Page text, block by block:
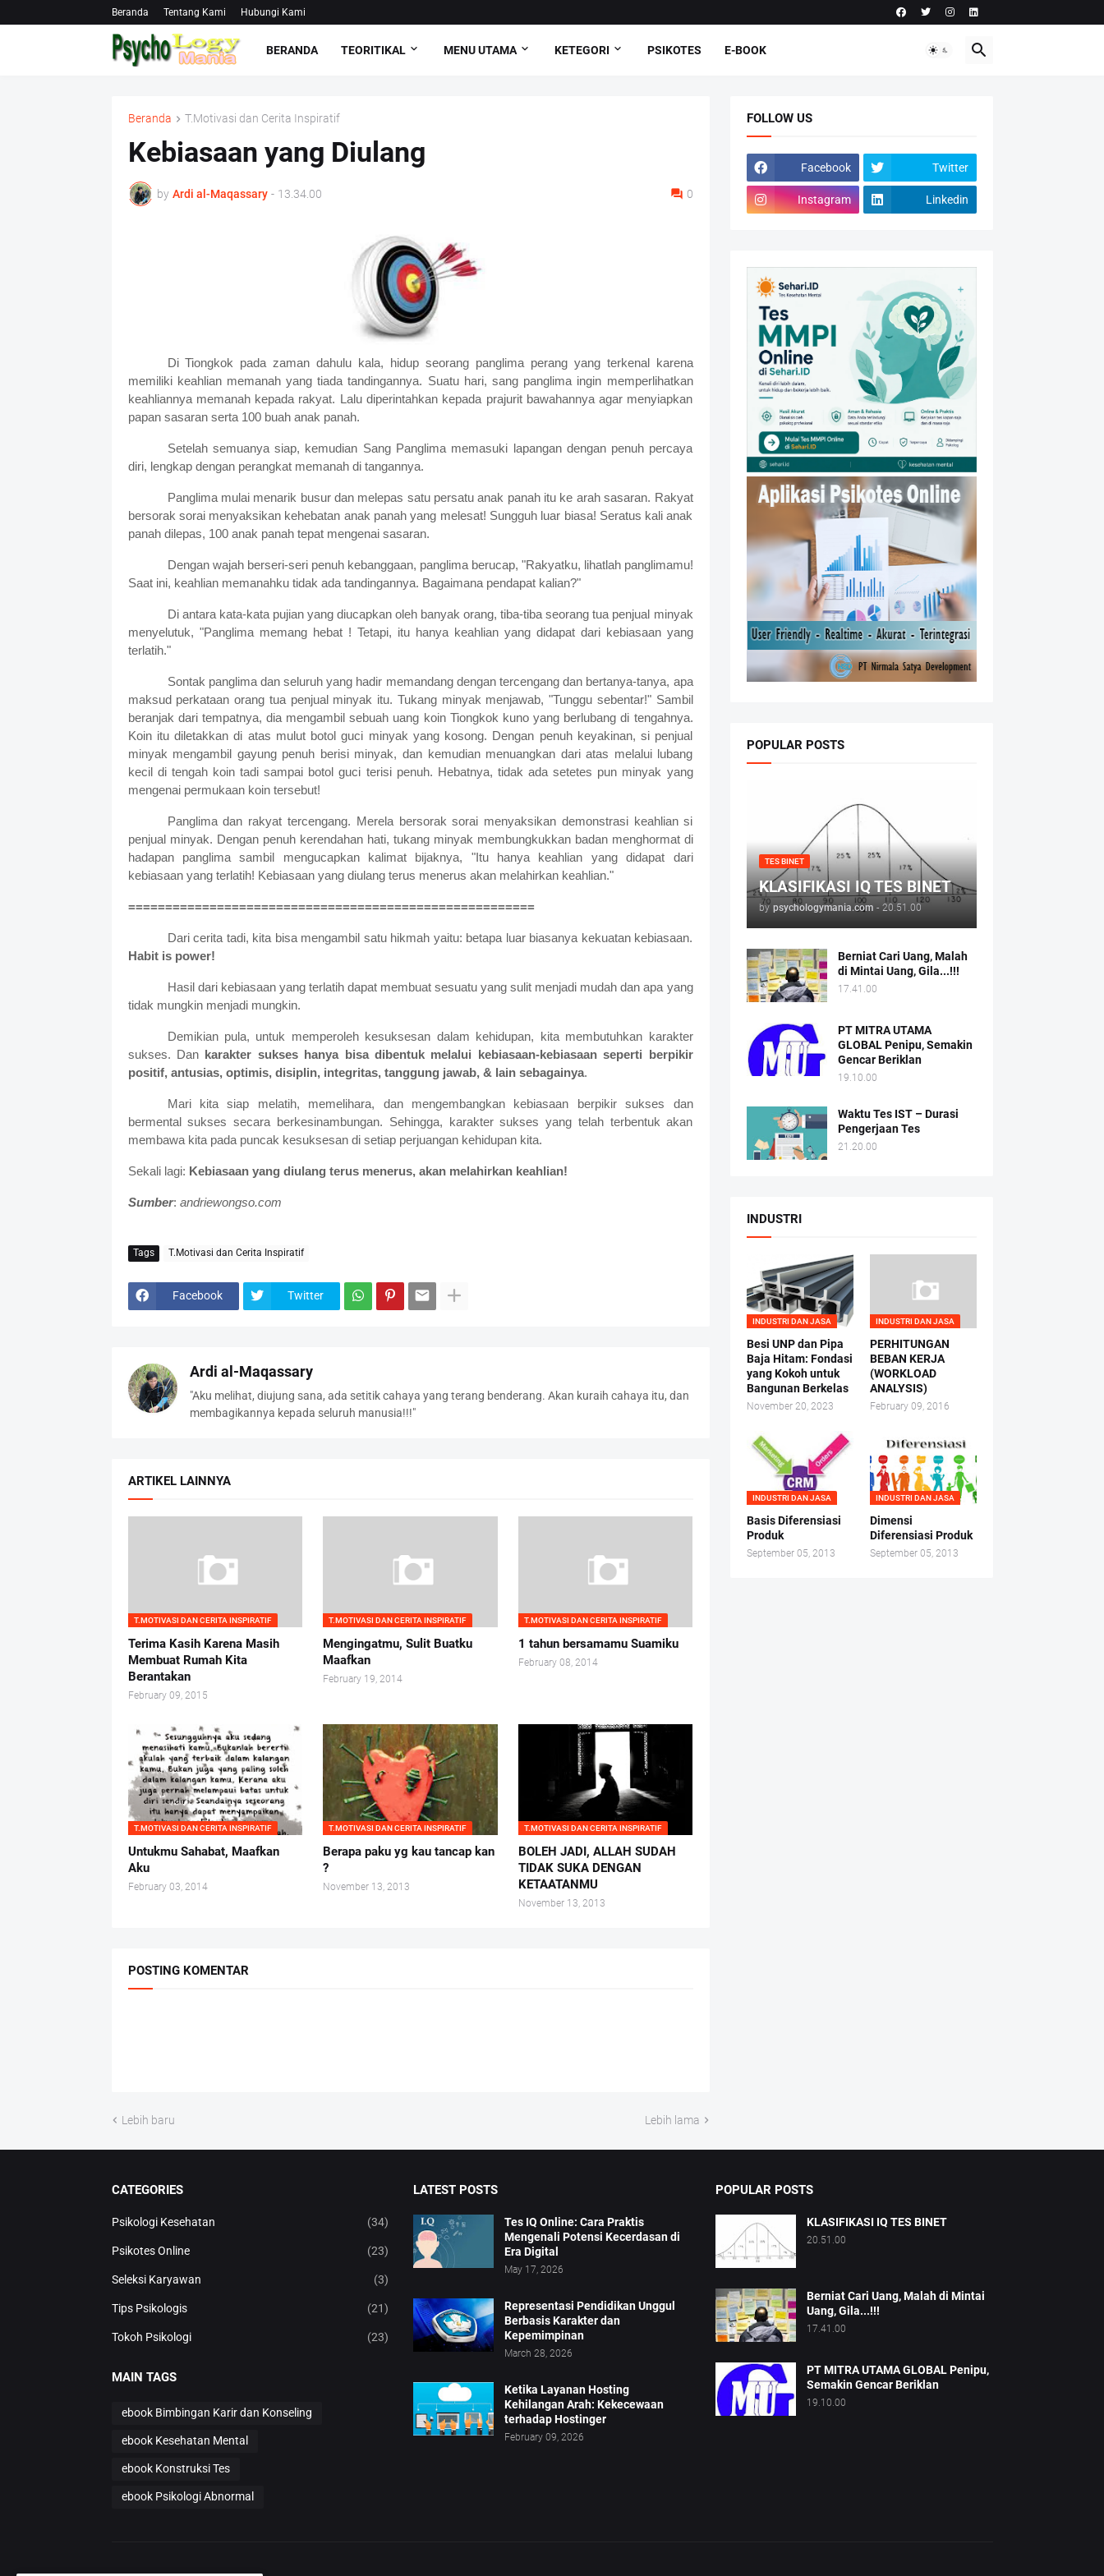
Beranda Tentang Kami Hubungi Kami
BERANDA TEORITIKAL MENU UTAMA KETEGORI PSIKOTES E-BOOK
Beranda T.Motivasi dan Cerita Inspiratif
Kebiasaan yang Diulang
by Ardi al-Maqassary - 13.34.00 0
Di Tiongkok pada zaman dahulu kala, hidup seorang panglima perang yang terkenal karena
memiliki keahlian memanah yang tiada tandingannya. Suatu hari, sang panglima ingin memperlihatkan
keahliannya memanah kepada rakyat. Lalu diperintahkan kepada prajurit bawahannya agar menyiapkan
papan sasaran serta 100 buah anak panah.
Setelah semuanya siap, kemudian Sang Panglima memasuki lapangan dengan penuh percaya
diri, lengkap dengan perangkat memanah di tangannya.
Panglima mulai menarik busur dan melepas satu persatu anak panah itu ke arah sasaran. Rakyat
bersorak sorai menyaksikan kehebatan anak panah yang melesat! Sungguh luar biasa! Seratus kali anak
panah dilepas, 100 anak panah tepat mengenai sasaran.
Dengan wajah berseri-seri penuh kebanggaan, panglima berucap, "Rakyatku, lihatlah panglimamu!
Saat ini, keahlian memanahku tidak ada tandingannya. Bagaimana pendapat kalian?"
Di antara kata-kata pujian yang diucapkan oleh banyak orang, tiba-tiba seorang tua penjual minyak
menyelutuk, "Panglima memang hebat ! Tetapi, itu hanya keahlian yang didapat dari kebiasaan yang
terlatih."
Sontak panglima dan seluruh yang hadir memandang dengan tercengang dan bertanya-tanya, apa
maksud perkataan orang tua penjual minyak itu. Tukang minyak menjawab, "Tunggu sebentar!" Sambil
beranjak dari tempatnya, dia mengambil sebuah uang koin Tiongkok kuno yang berlubang di tengahnya.
Koin itu diletakkan di atas mulut botol guci minyak yang kosong. Dengan penuh keyakinan, si penjual
minyak mengambil gayung penuh berisi minyak, dan kemudian menuangkan dari atas melalui lubang
kecil di tengah koin tadi sampai botol guci terisi penuh. Hebatnya, tidak ada setetes pun minyak yang
mengenai permukaan koin tersebut!
Panglima dan rakyat tercengang. Merela bersorak sorai menyaksikan demonstrasi keahlian si
penjual minyak. Dengan penuh kerendahan hati, tukang minyak membungkukkan badan menghormat di
hadapan panglima sambil mengucapkan kalimat bijaknya, "Itu hanya keahlian yang didapat dari
kebiasaan yang terlatih! Kebiasaan yang diulang terus menerus akan melahirkan keahlian."
=======================================================
Dari cerita tadi, kita bisa mengambil satu hikmah yaitu: betapa luar biasanya kekuatan kebiasaan.
Habit is power!
Hasil dari kebiasaan yang terlatih dapat membuat sesuatu yang sulit menjadi mudah dan apa yang
tidak mungkin menjadi mungkin.
Demikian pula, untuk memperoleh kesuksesan dalam kehidupan, kita membutuhkan karakter
sukses. Dan karakter sukses hanya bisa dibentuk melalui kebiasaan-kebiasaan seperti berpikir
positif, antusias, optimis, disiplin, integritas, tanggung jawab, & lain sebagainya.
Mari kita siap melatih, memelihara, dan mengembangkan kebiasaan berpikir sukses dan
bermental sukses secara berkesinambungan. Sehingga, karakter sukses yang telah terbentuk akan
membawa kita pada puncak kesuksesan di setiap perjuangan kehidupan kita.
Sekali lagi: Kebiasaan yang diulang terus menerus, akan melahirkan keahlian!
Sumber: andriewongso.com
Tags T.Motivasi dan Cerita Inspiratif
Facebook Twitter
Ardi al-Maqassary
"Aku melihat, diujung sana, ada setitik cahaya yang terang benderang. Akan kuraih cahaya itu, dan
membagikannya kepada seluruh manusia!!!"
ARTIKEL LAINNYA
T.MOTIVASI DAN CERITA INSPIRATIF
Terima Kasih Karena Masih
Membuat Rumah Kita
Berantakan
February 09, 2015
T.MOTIVASI DAN CERITA INSPIRATIF
Mengingatmu, Sulit Buatku
Maafkan
February 19, 2014
T.MOTIVASI DAN CERITA INSPIRATIF
1 tahun bersamamu Suamiku
February 08, 2014
T.MOTIVASI DAN CERITA INSPIRATIF
Untukmu Sahabat, Maafkan
Aku
February 03, 2014
T.MOTIVASI DAN CERITA INSPIRATIF
Berapa paku yg kau tancap kan
?
November 13, 2013
T.MOTIVASI DAN CERITA INSPIRATIF
BOLEH JADI, ALLAH SUDAH
TIDAK SUKA DENGAN
KETAATANMU
November 13, 2013
POSTING KOMENTAR
Lebih baru Lebih lama
FOLLOW US
Facebook Twitter
Instagram Linkedin
POPULAR POSTS
TES BINET
KLASIFIKASI IQ TES BINET
by psychologymania.com - 20.51.00
Berniat Cari Uang, Malah
di Mintai Uang, Gila...!!!
17.41.00
PT MITRA UTAMA
GLOBAL Penipu, Semakin
Gencar Beriklan
19.10.00
Waktu Tes IST – Durasi
Pengerjaan Tes
21.20.00
INDUSTRI
INDUSTRI DAN JASA
Besi UNP dan Pipa
Baja Hitam: Fondasi
yang Kokoh untuk
Bangunan Berkelas
November 20, 2023
INDUSTRI DAN JASA
PERHITUNGAN
BEBAN KERJA
(WORKLOAD
ANALYSIS)
February 09, 2016
INDUSTRI DAN JASA
Basis Diferensiasi
Produk
September 05, 2013
INDUSTRI DAN JASA
Dimensi
Diferensiasi Produk
September 05, 2013
CATEGORIES
Psikologi Kesehatan (34)
Psikotes Online (23)
Seleksi Karyawan (3)
Tips Psikologis (21)
Tokoh Psikologi (23)
MAIN TAGS
ebook Bimbingan Karir dan Konseling
ebook Kesehatan Mental
ebook Konstruksi Tes
ebook Psikologi Abnormal
LATEST POSTS
Tes IQ Online: Cara Praktis
Mengenali Potensi Kecerdasan di
Era Digital
May 17, 2026
Representasi Pendidikan Unggul
Berbasis Karakter dan
Kepemimpinan
March 28, 2026
Ketika Layanan Hosting
Kehilangan Arah: Kekecewaan
terhadap Hostinger
February 09, 2026
POPULAR POSTS
KLASIFIKASI IQ TES BINET
20.51.00
Berniat Cari Uang, Malah di Mintai
Uang, Gila...!!!
17.41.00
PT MITRA UTAMA GLOBAL Penipu,
Semakin Gencar Beriklan
19.10.00